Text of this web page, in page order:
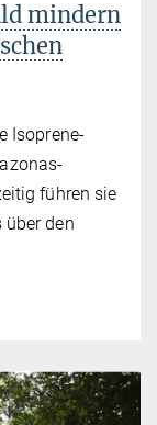
mindern
Isoprene-
führen sie
über den